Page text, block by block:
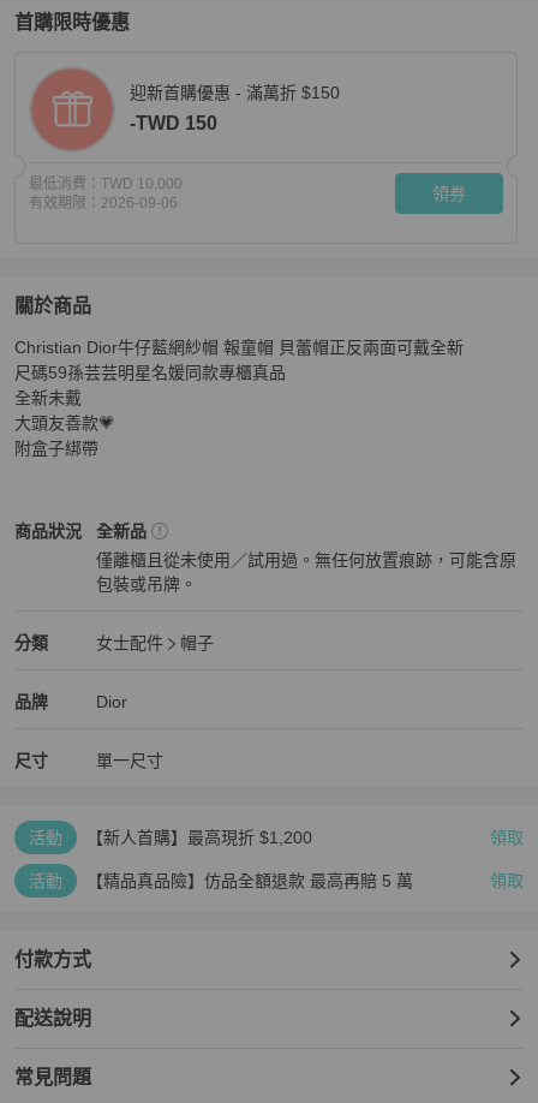
首購限時優惠
迎新首購優惠 - 滿萬折 $150
-TWD 150
最低消費： TWD 10,000
有效期限： 2026-09-06 領券
關於商品
關於ChristianDior牛仔藍網紗帽 報童帽 貝蕾帽正反兩面可戴
Christian Dior牛仔藍網紗帽 報童帽 貝蕾帽正反兩面可戴全新
尺碼59孫芸芸明星名媛同款專櫃真品
全新未戴
大頭友善款💗
附盒子綁帶
商品狀況
Dior女士配件商品狀態與細節
全新品
僅離櫃且從未使用／試用過。無任何放置痕跡，可能含原
包裝或吊牌。
分類
Dior女士配件分類資訊
女士配件
帽子
品牌
Dior精品 女士配件
Dior
Dior推薦清單
尺寸 單一尺寸
活動 【新人首購】最高現折 $1,200 領取
活動 【精品真品險】仿品全額退款 最高再賠 5 萬 領取
付款方式
配送說明
常見問題